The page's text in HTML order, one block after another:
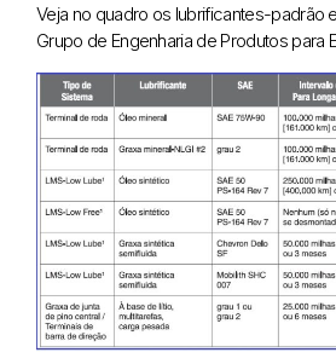
Veja no quadro os lubrificantes-padrão
Grupo de Engenharia de Produtos para